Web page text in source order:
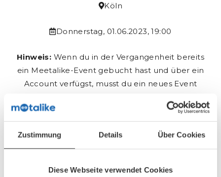
Zustimmung Details Über Cookies
Diese Webseite verwendet Cookies
Köln
Donnerstag, 01.06.2023, 19:00
Hinweis: Wenn du in der Vergangenheit bereits
ein Meetalike-Event gebucht hast und über ein
Account verfügst, musst du ein neues Event
Anmeldeschluss: 30.05.2023 um 20:00
Buchungsformular